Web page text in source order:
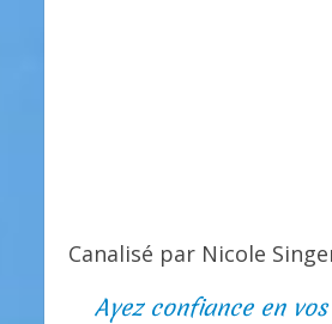
Canalisé par Nicole
Ayez confiance en